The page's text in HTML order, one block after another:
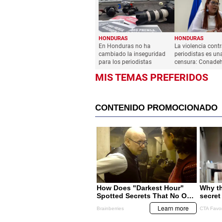
HONDURAS
En Honduras no ha
cambiado la inseguridad
para los periodistas
HONDURAS
La violencia
periodistas es
censura: Conadeh
MIS TEMAS PREFERIDOS